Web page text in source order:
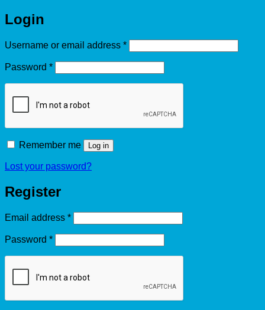
Login
Username or email address *Required
Password *Required
Remember me Log in
Lost your password?
Register
Email address *Required
Password *Required